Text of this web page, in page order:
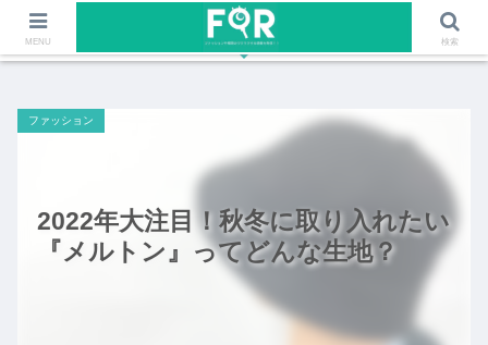
ファッションや福岡のワクワクする情報を発信！！
2022年大注目！秋冬に取り入れたい
『メルトン』ってどんな生地？
ファッション
MENU 検索